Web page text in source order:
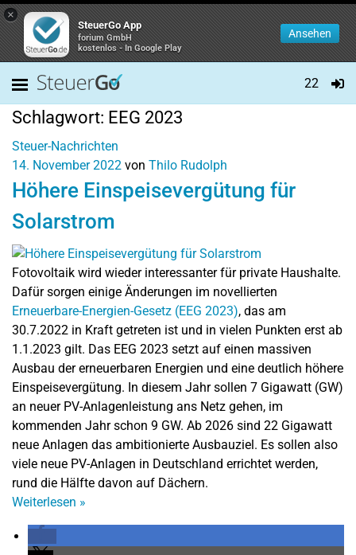
×
SteuerGo App
forium GmbH
kostenlos - In Google Play
Ansehen
22
Schlagwort: EEG 2023
Steuer-Nachrichten
14. November 2022 von Thilo Rudolph
Höhere Einspeisevergütung für
Solarstrom
Fotovoltaik wird wieder interessanter für private Haushalte.
Dafür sorgen einige Änderungen im novellierten
Erneuerbare-Energien-Gesetz (EEG 2023), das am
30.7.2022 in Kraft getreten ist und in vielen Punkten erst ab
1.1.2023 gilt. Das EEG 2023 setzt auf einen massiven
Ausbau der erneuerbaren Energien und eine deutlich höhere
Einspeisevergütung. In diesem Jahr sollen 7 Gigawatt (GW)
an neuer PV-Anlagenleistung ans Netz gehen, im
kommenden Jahr schon 9 GW. Ab 2026 sind 22 Gigawatt
neue Anlagen das ambitionierte Ausbauziel. Es sollen also
viele neue PV-Anlagen in Deutschland errichtet werden,
rund die Hälfte davon auf Dächern.
Weiterlesen »